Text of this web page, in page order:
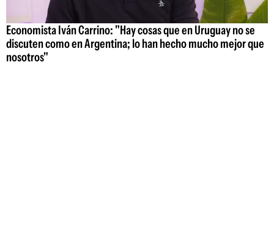
Economista Iván Carrino: "Hay cosas que en Uruguay no se
discuten como en Argentina; lo han hecho mucho mejor que
nosotros"